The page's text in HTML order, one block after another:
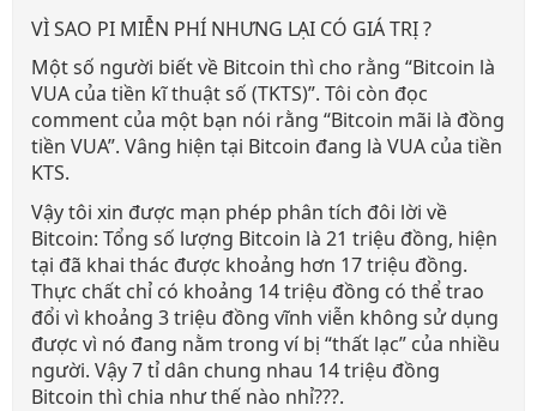
VÌ SAO PI MIỄN PHÍ NHƯNG LẠI CÓ GIÁ TRỊ ?
Một số người biết về Bitcoin thì cho rằng “Bitcoin là
VUA của tiền kĩ thuật số (TKTS)”. Tôi còn đọc
comment của một bạn nói rằng “Bitcoin mãi là đồng
tiền VUA”. Vâng hiện tại Bitcoin đang là VUA của tiền
KTS.
Vậy tôi xin được mạn phép phân tích đôi lời về
Bitcoin: Tổng số lượng Bitcoin là 21 triệu đồng, hiện
tại đã khai thác được khoảng hơn 17 triệu đồng.
Thực chất chỉ có khoảng 14 triệu đồng có thể trao
đổi vì khoảng 3 triệu đồng vĩnh viễn không sử dụng
được vì nó đang nằm trong ví bị “thất lạc” của nhiều
người. Vậy 7 tỉ dân chung nhau 14 triệu đồng
Bitcoin thì chia như thế nào nhỉ???.